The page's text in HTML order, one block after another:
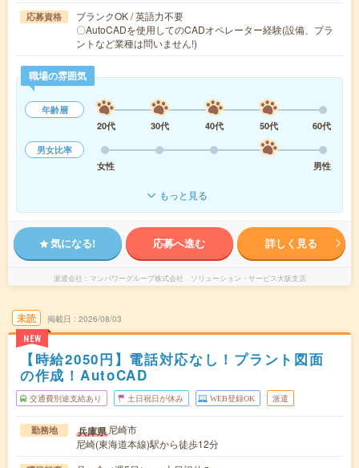
応募資格
ブランクOK / 英語力不要
〇AutoCADを使用してのCADオペレーター経験(設備、プラ
ントなど業種は問いません!)
職場の雰囲気
年齢層
20代
30代 40代 50代
60代
男女比率
女性
男性
もっと見る
気になる! 応募へ進む 詳しく見る
派遣会社 マンパワーグループ株式会社 ソリューション・サービス大阪支店
未読
NEW
掲載日 2026/08/03
【時給2050円】電話対応なし！プラント図面
の作成！AutoCAD
交通費別途支給あり 土日祝日が休み WEB登録OK 派遣
勤務地 兵庫県 尼崎市
尼崎(東海道本線)駅から徒歩12分